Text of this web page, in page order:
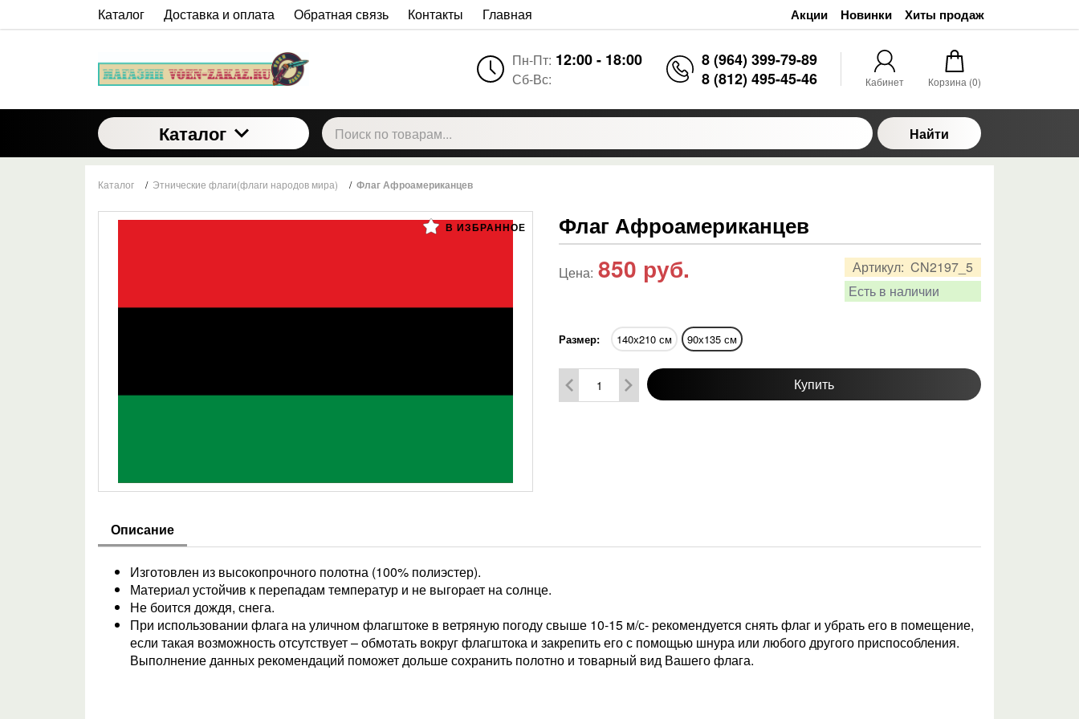
Каталог Доставка и оплата Обратная связь Контакты Главная Акции Новинки Хиты продаж
Пн-Пт: 12:00 - 18:00
Сб-Вс:
8 (964) 399-79-89
8 (812) 495-45-46
Кабинет Корзина (0)
Каталог Найти
Каталог / Этнические флаги(флаги народов мира) / Флаг Афроамериканцев
В ИЗБРАННОЕ Флаг Афроамериканцев
Артикул: CN2197_5
Есть в наличии
Цена: 850 руб.
Размер: 140х210 см 90х135 см
Купить
Описание
Изготовлен из высокопрочного полотна (100% полиэстер).
Материал устойчив к перепадам температур и не выгорает на солнце.
Не боится дождя, снега.
При использовании флага на уличном флагштоке в ветряную погоду свыше 10-15 м/с- рекомендуется снять флаг и убрать его в помещение,
если такая возможность отсутствует – обмотать вокруг флагштока и закрепить его с помощью шнура или любого другого приспособления.
Выполнение данных рекомендаций поможет дольше сохранить полотно и товарный вид Вашего флага.